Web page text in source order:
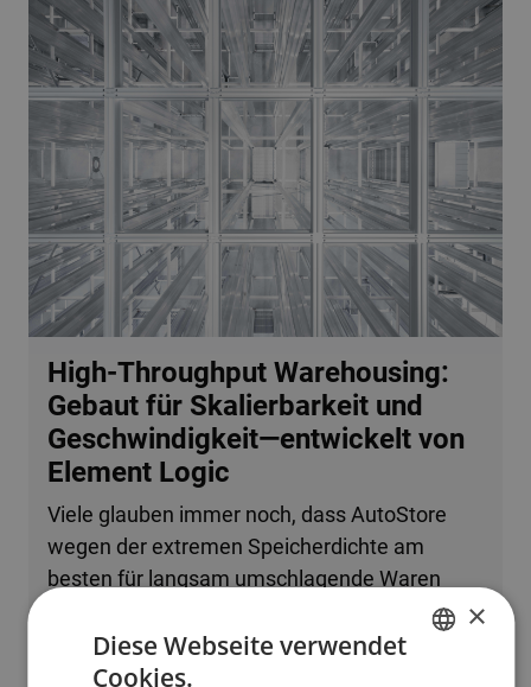
High-Throughput Warehousing:
Gebaut für Skalierbarkeit und
Geschwindigkeit—entwickelt von
Element Logic
Viele glauben immer noch, dass AutoStore
wegen der extremen Speicherdichte am
besten für langsam umschlagende Waren
oder kleine Betriebe geeignet ist. Tatsache ist,
dass das System problemlos mehrere
zehntausend Bestellzeilen pro Stunde
×
Diese Webseite verwendet
Cookies.